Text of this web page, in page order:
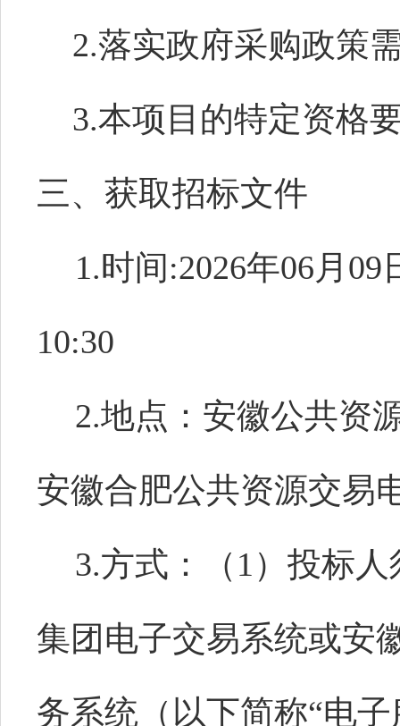
2.落实政府采购政策
3.本项目的特定资格
三、获取招标文件
1.时间:2026年06月09
10:30
2.地点：安徽公共资
安徽合肥公共资源交易
3.方式：（1）投标
集团电子交易系统或安
务系统（以下简称“电